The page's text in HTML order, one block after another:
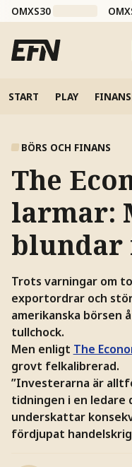
OMXS30
START PLAY
BÖRS OCH FINANS
The
larmar:
blundar
Trots varningar om
exportordrar och
amerikanska börsen
tullchock.
Men enligt The
grovt felkalibrerad.
”Investerarna är
tidningen i en ledare
underskattar
fördjupat handelskrig